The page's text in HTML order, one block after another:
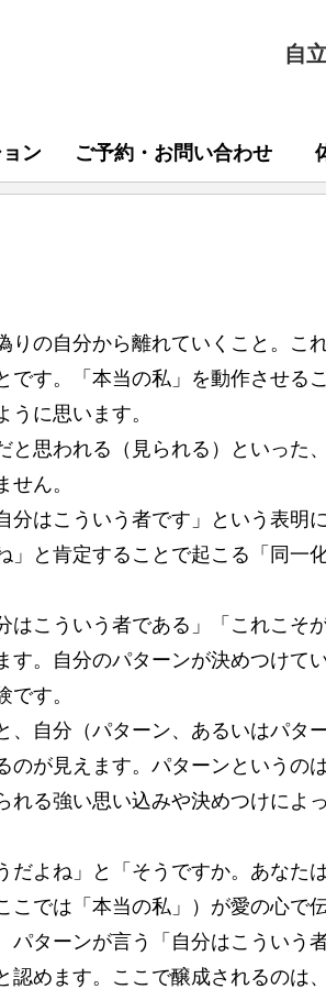
自
ン ご予約・お問い合わせ
りの自分から離れていくこと。こ
です。「本当の私」を動作させる
に思います。
と思われる（見られる）といった
ん。
分はこういう者です」という表明
」と肯定することで起こる「同一
はこういう者である」「これこそ
す。自分のパターンが決めつけて
です。
、自分（パターン、あるいはパタ
のが見えます。パターンというの
る強い思い込みや決めつけによ
だよね」と「そうですか。あなた
こでは「本当の私」）が愛の心で
パターンが言う「自分はこういう
認めます。ここで醸成されるのは